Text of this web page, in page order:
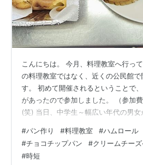
こんにちは。 今月、料理教室へ行っ
の料理教室ではなく、近くの公民館
す。 初めて開催されるということで
があったので参加しました。 （参加
(笑) 当日、中学生～幅広い年代の男女
ールパン、チョコチップパン、クリー
す。 試食を含めて3時間。 パンに関し
はなさそうですが、「3時間でそんな
#パン作り #料理教室 #ハムロール
#チョコチップパン #クリームチー
#時短